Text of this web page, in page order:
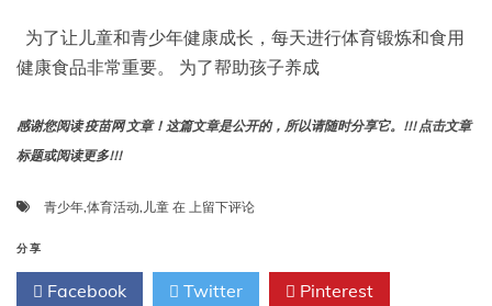
长
建
为了让儿童和青少年健康成长，每天进行体育锻炼和食用
健康食品非常重要。 为了帮助孩子养成
感谢您阅读 疫苗网 文章！这篇文章是公开的，所以请随时分享它。!!! 点击文章
标题或阅读更多!!!
青少年,体育活动, 儿童 在 儿
青
少
上留下评论
分享
Facebook Twitter Pinterest